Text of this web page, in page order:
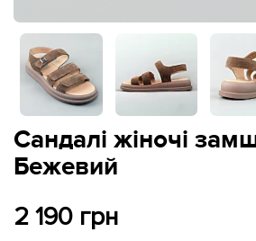
Сандалі жіночі
Бежевий
2 190 грн